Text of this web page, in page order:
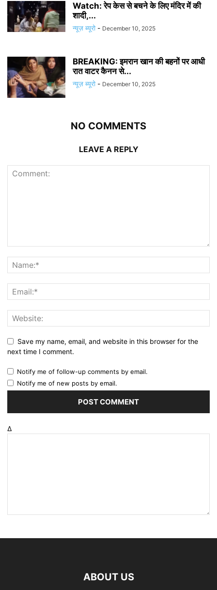
Watch: रेप केस से बचने के लिए मंदिर में की
शादी,...
न्यूज़ ब्यूरो - December 10, 2025
BREAKING: इमरान खान की बहनों पर आधी
रात वाटर कैनन से...
न्यूज़ ब्यूरो - December 10, 2025
NO COMMENTS
LEAVE A REPLY
Save my name, email, and website in this browser for the
next time I comment.
Notify me of follow-up comments by email.
Notify me of new posts by email.
Δ
ABOUT US